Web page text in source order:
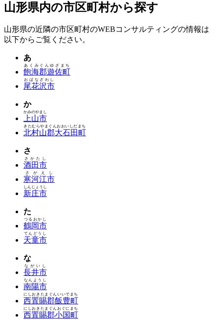
山形県内の市区町村から探す
山形県の近隣の市区町村のWEBコンサルティングの情報は
以下からご覧ください。
あ
飽海郡遊佐町
あくみぐんゆざまち
尾花沢市
おばなざわし
か
上山市
かみのやまし
北村山郡大石田町
きたむらやまぐんおおいしだまち
さ
酒田市
さかたし
寒河江市
さがえし
新庄市
しんじょうし
た
鶴岡市
つるおかし
天童市
てんどうし
な
長井市
ながいし
南陽市
なんようし
西置賜郡飯豊町
にしおきたまぐんいいでまち
西置賜郡小国町
にしおきたまぐんおぐにまち